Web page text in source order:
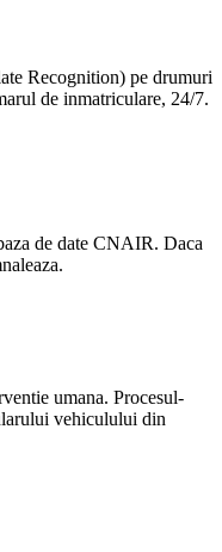
Recognition) pe drumuri
de inmatriculare, 24/7.
de date CNAIR. Daca
umana. Procesul-
vehiculului din